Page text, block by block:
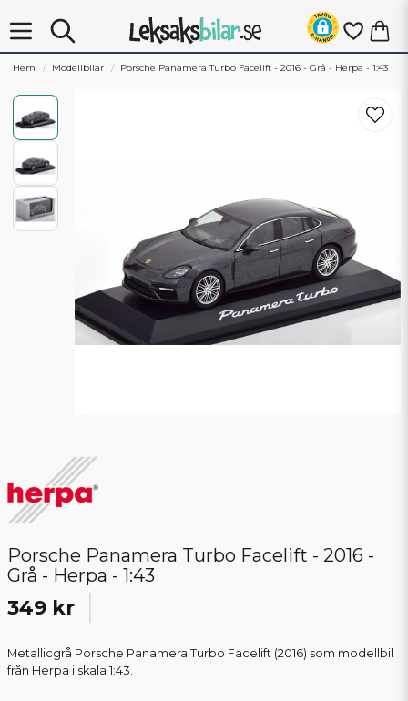
Hem Modellbilar Porsche Panamera Turbo Facelift - 2016 - Grå - Herpa - 1:43
Porsche Panamera Turbo Facelift - 2016 -
Grå - Herpa - 1:43
349 kr
Metallicgrå Porsche Panamera Turbo Facelift (2016) som modellbil
från Herpa i skala 1:43.